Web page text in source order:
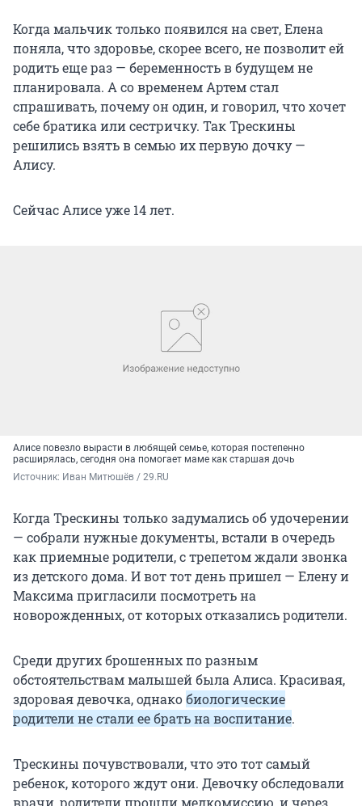
Когда мальчик только появился на свет, Елена
поняла, что здоровье, скорее всего, не позволит ей
родить еще раз — беременность в будущем не
планировала. А со временем Артем стал
спрашивать, почему он один, и говорил, что хочет
себе братика или сестричку. Так Трескины
решились взять в семью их первую дочку —
Алису.
Сейчас Алисе уже 14 лет.
Алисе повезло вырасти в любящей семье, которая постепенно
расширялась, сегодня она помогает маме как старшая дочь
Источник: Иван Митюшёв / 29.RU
Когда Трескины только задумались об удочерении
— собрали нужные документы, встали в очередь
как приемные родители, с трепетом ждали звонка
из детского дома. И вот тот день пришел — Елену и
Максима пригласили посмотреть на
новорожденных, от которых отказались родители.
Среди других брошенных по разным
обстоятельствам малышей была Алиса. Красивая,
здоровая девочка, однакобиологические
родители не стали ее брать на воспитание.
Трескины почувствовали, что это тот самый
ребенок, которого ждут они. Девочку обследовали
врачи, родители прошли медкомиссию, и через